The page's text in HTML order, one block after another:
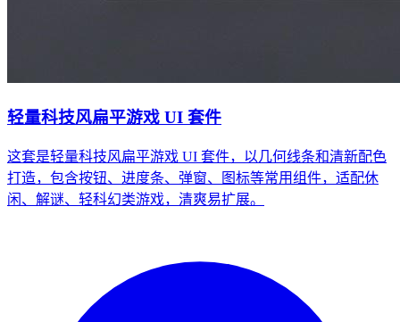
轻量科技风扁平游戏 UI 套件
这套是轻量科技风扁平游戏 UI 套件，以几何线条和清新配色
打造，包含按钮、进度条、弹窗、图标等常用组件，适配休
闲、解谜、轻科幻类游戏，清爽易扩展。